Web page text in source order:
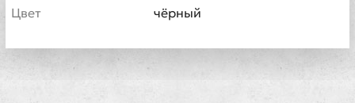
Цвет
чёрный